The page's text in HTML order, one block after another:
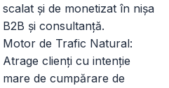
scalat și de monetizat în nișa
B2B și consultanță.
Motor de Trafic Natural:
Atrage clienți cu intenție
mare de cumpărare de